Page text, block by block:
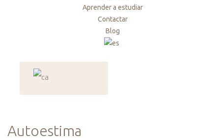
Aprender a estudiar
Contactar
Blog
Autoestima